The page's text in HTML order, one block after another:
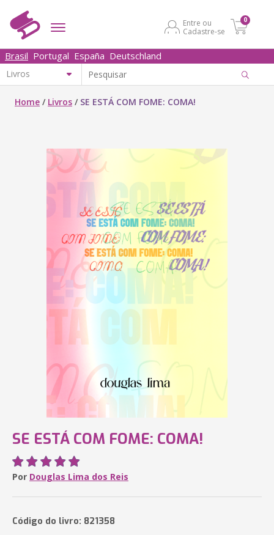
Entre ou
Cadastre-se
0
Brasil Portugal España Deutschland
Home / Livros / SE ESTÁ COM FOME: COMA!
SE ESTÁ COM FOME: COMA!
Por Douglas Lima dos Reis
Código do livro: 821358